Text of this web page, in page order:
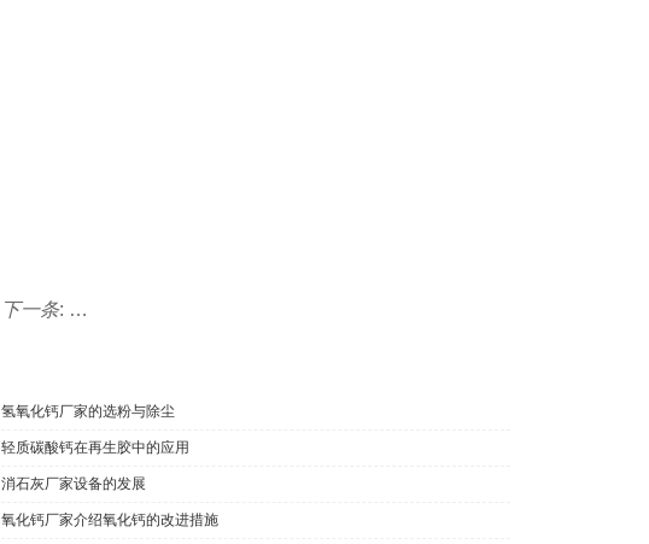
下一条: 氢氧化钙与碳酸钠会有什么反应?轻质碳酸钙实力厂家为您解答！
氢氧化钙厂家的选粉与除尘
轻质碳酸钙在再生胶中的应用
消石灰厂家设备的发展
氧化钙厂家介绍氧化钙的改进措施